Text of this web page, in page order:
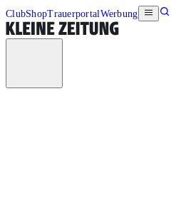
ClubShopTrauerportalWerbung